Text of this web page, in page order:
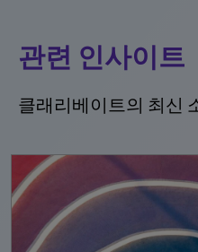
관련 인사이트
클래리베이트의 최신